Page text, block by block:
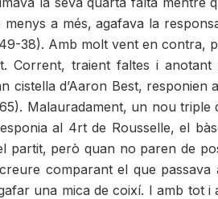
a més, agafava la
38). Amb molt vent en contra,
Corrent, traient faltes i
cistella d’Aaron Best,
Malauradament, un nou
al 4rt de Rousselle, el
però quan no paren de
comparant el que passava
una mica de coixí. I amb tot